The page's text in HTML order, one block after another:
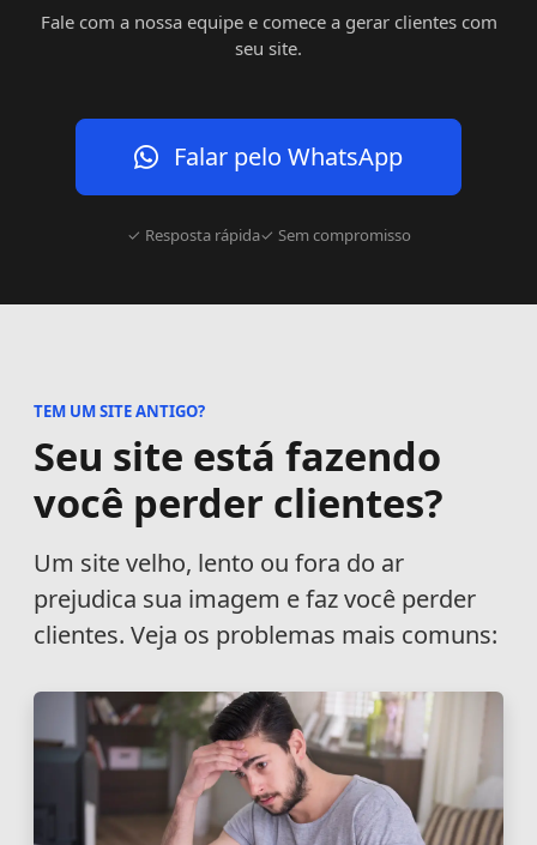
Fale com a nossa equipe e comece a gerar clientes com
seu site.
Falar pelo WhatsApp
✓ Resposta rápida✓ Sem compromisso
TEM UM SITE ANTIGO?
Seu site está fazendo
você perder clientes?
Um site velho, lento ou fora do ar
prejudica sua imagem e faz você perder
clientes. Veja os problemas mais comuns: